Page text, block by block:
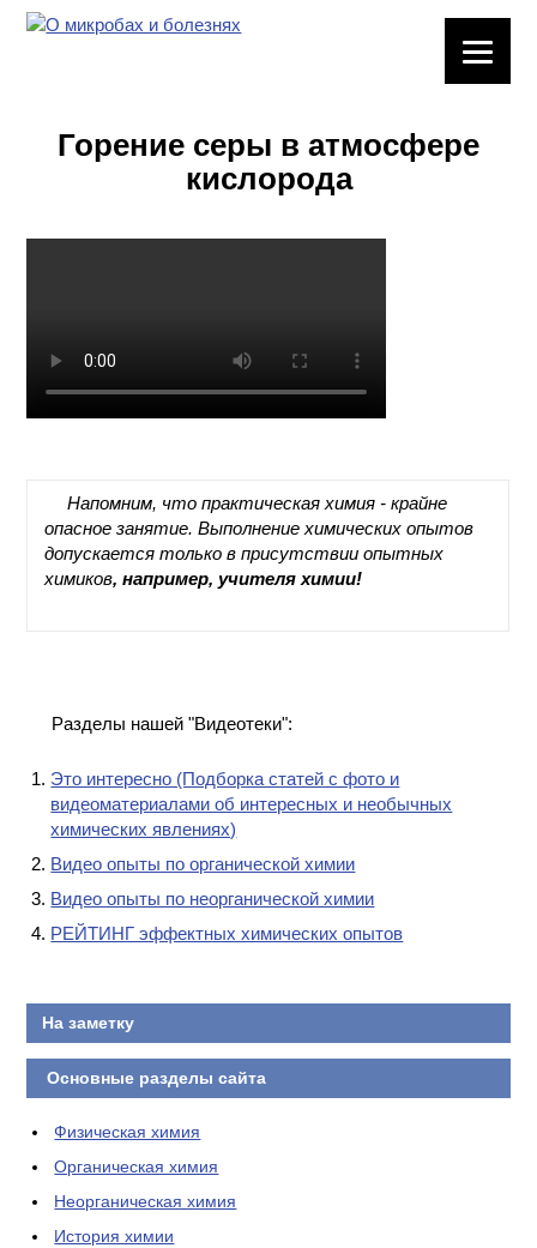
ХИМИЧЕСКАЯ
ВРЕДНЫЕ
ХИМИИ
ТЕХНОЛОГИЯ
КОНТАКТЫ
Горение серы в атмосфере
кислорода
Напомним, что практическая химия - крайне
опасное занятие. Выполнение химических опытов
допускается только в присутствии опытных
химиков, например, учителя химии!
Разделы нашей "Видеотеки":
Это интересно (Подборка статей с фото и
видеоматериалами об интересных и необычных
химических явлениях)
Видео опыты по органической химии
Видео опыты по неорганической химии
РЕЙТИНГ эффектных химических опытов
На заметку
Основные разделы сайта
Физическая химия
Органическая химия
Неорганическая химия
История химии